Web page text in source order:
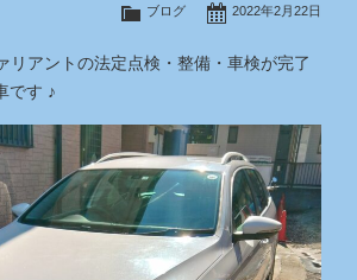
2022年2月22日
ブログ
リアントの法定点検・整備・車検が完了
です ♪